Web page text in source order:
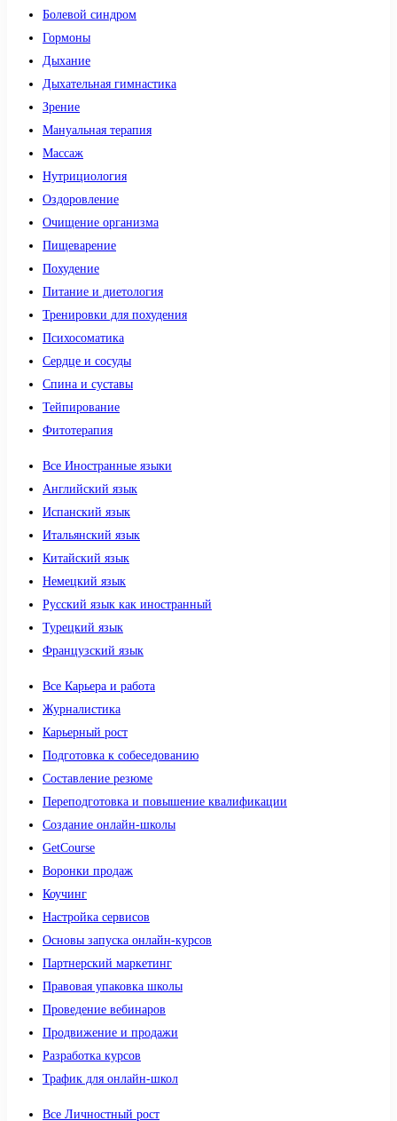
Болевой синдром
Гормоны
Дыхание
Дыхательная гимнастика
Зрение
Мануальная терапия
Массаж
Нутрициология
Оздоровление
Очищение организма
Пищеварение
Похудение
Питание и диетология
Тренировки для похудения
Психосоматика
Сердце и сосуды
Спина и суставы
Тейпирование
Фитотерапия
Все Иностранные языки
Английский язык
Испанский язык
Итальянский язык
Китайский язык
Немецкий язык
Русский язык как иностранный
Турецкий язык
Французский язык
Все Карьера и работа
Журналистика
Карьерный рост
Подготовка к собеседованию
Составление резюме
Переподготовка и повышение квалификации
Создание онлайн-школы
GetCourse
Воронки продаж
Коучинг
Настройка сервисов
Основы запуска онлайн-курсов
Партнерский маркетинг
Правовая упаковка школы
Проведение вебинаров
Продвижение и продажи
Разработка курсов
Трафик для онлайн-школ
Все Личностный рост